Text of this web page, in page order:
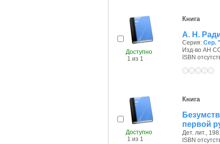
Доступно
1 из 1
Книга
А. Н.
Серия: Сер.
Изд-во АН
ISBN
Доступно
1 из 1
Книга
первой
Дет. лит.,
ISBN